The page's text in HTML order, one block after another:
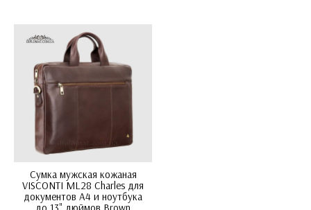
Сумка мужская кожаная
VISCONTI ML28 Charles для
документов А4 и ноутбука